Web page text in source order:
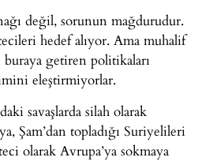
değil, sorunun mağdurudur.
hedef alıyor. Ama muhalif
getiren politikaları
eleştirmiyorlar.
savaşlarda silah olarak
Şam’dan topladığı Suriyelileri
olarak Avrupa’ya sokmaya